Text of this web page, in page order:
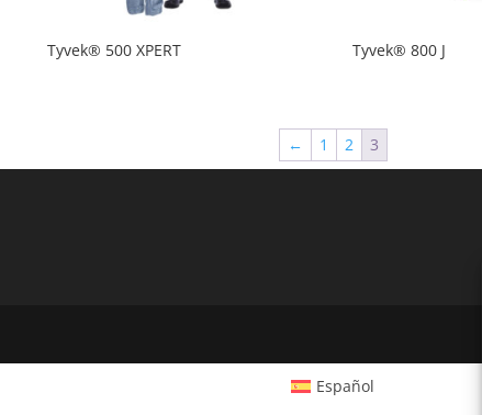
Tyvek® 500 XPERT Tyvek® 800 J
← 1 2 3
Español